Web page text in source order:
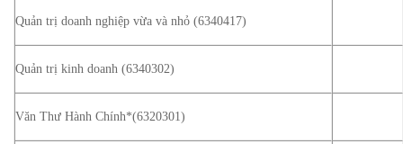
Quản trị doanh nghiệp vừa và nhỏ (6340417)
Quản trị kinh doanh (6340302)
Văn Thư Hành Chính*(6320301)